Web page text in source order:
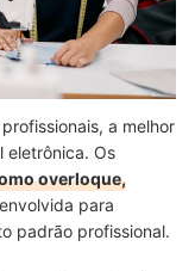
a melhor
eletrônica. Os
overloque,
para
padrão profissional.